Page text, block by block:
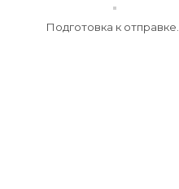
Подготовка к отправке…